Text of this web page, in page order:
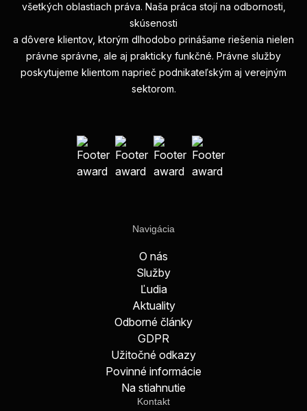
všetkých oblastiach práva. Naša práca stojí na odbornosti,
skúsenosti
a dôvere klientov, ktorým dlhodobo prinášame riešenia nielen
právne správne, ale aj prakticky funkčné. Právne služby
poskytujeme klientom naprieč podnikateľským aj verejným
sektorom.
Navigácia
O nás
Služby
Ľudia
Aktuality
Odborné články
GDPR
Užitočné odkazy
Povinné informácie
Na stiahnutie
Kontakt